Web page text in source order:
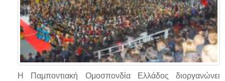
Η Παμποντιακή Ομοσπονδία Ελλάδος διοργανώνει